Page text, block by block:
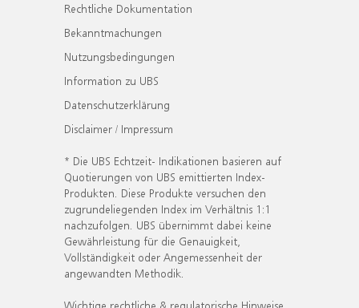
Rechtliche Dokumentation
Bekanntmachungen
Nutzungsbedingungen
Information zu UBS
Datenschutzerklärung
Disclaimer / Impressum
* Die UBS Echtzeit- Indikationen basieren auf
Quotierungen von UBS emittierten Index-
Produkten. Diese Produkte versuchen den
zugrundeliegenden Index im Verhältnis 1:1
nachzufolgen. UBS übernimmt dabei keine
Gewährleistung für die Genauigkeit,
Vollständigkeit oder Angemessenheit der
angewandten Methodik.